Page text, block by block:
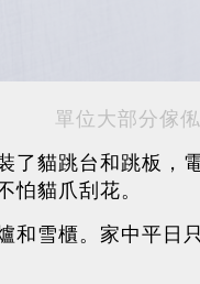
單位大部分傢
了貓跳台和跳板
貓爪刮花。
和雪櫃。家中平